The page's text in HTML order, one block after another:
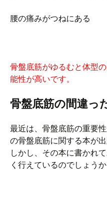
腰の痛みがつねにある
骨盤底筋がゆるむと体型
能性が高いです。
骨盤底筋の間違っ
最近は、骨盤底筋の重要
の骨盤底筋に関する本が出
しかし、その本に書かれ
く行えているのでしょうか